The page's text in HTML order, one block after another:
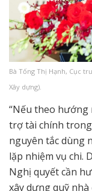
Bà Tống Thị Hạnh, Cục
Xây dựng).
“Nếu theo hướng
trợ tài chính
nguyên tắc dùng
lặp nhiệm vụ chi.
Nghị quyết cần
xây dựng quỹ nhà